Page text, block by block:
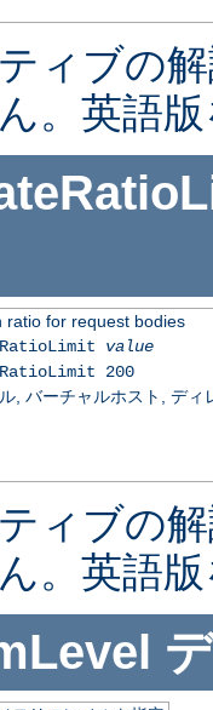
ィブの
。英語
ratio for request bodies
value
200
, バーチャルホスト, ディ
ィブの
。英語